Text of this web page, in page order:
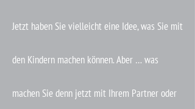
Jetzt haben Sie vielleicht eine Idee, was Sie mit
den Kindern machen können. Aber … was
machen Sie denn jetzt mit Ihrem Partner oder